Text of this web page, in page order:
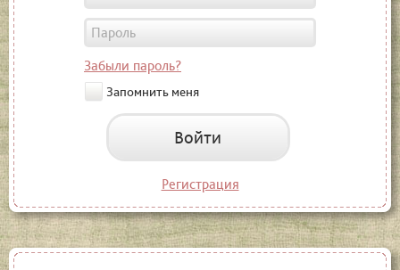
Забыли пароль?
Запомнить меня
Войти
Регистрация